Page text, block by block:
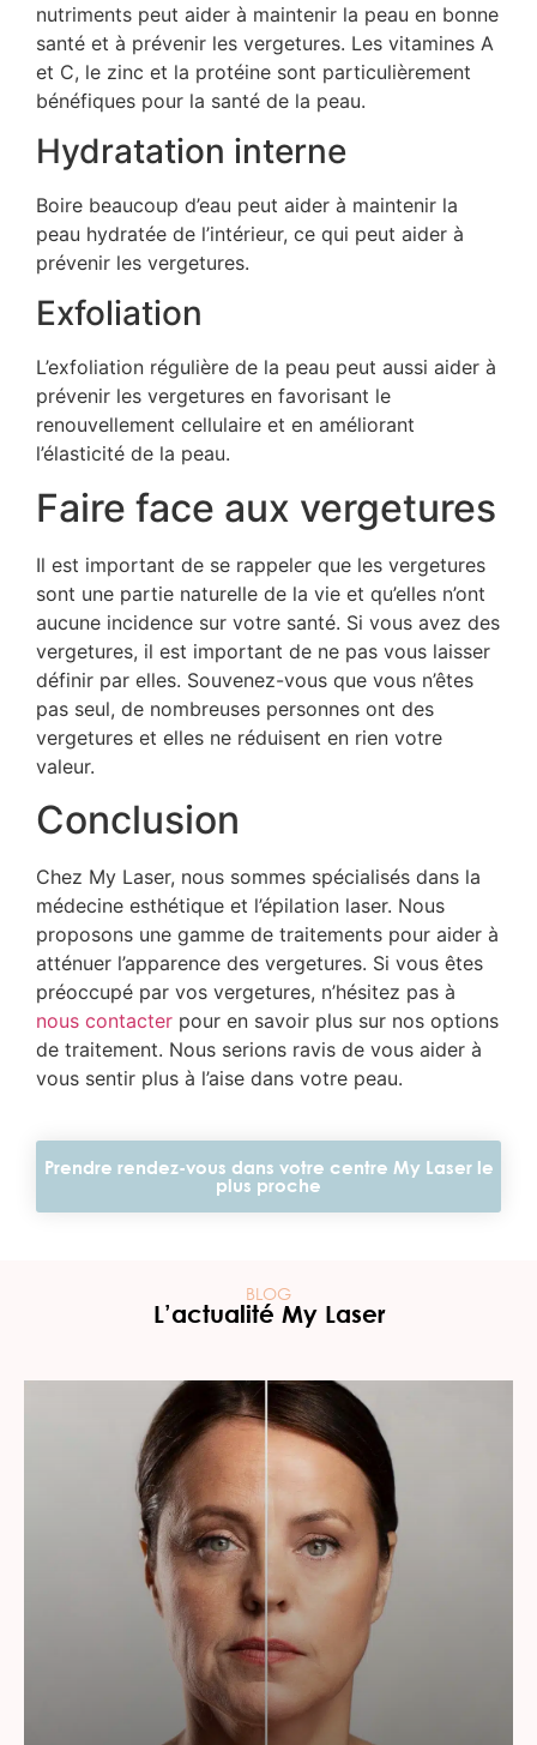
nutriments peut aider à maintenir la peau en bonne
santé et à prévenir les vergetures. Les vitamines A
et C, le zinc et la protéine sont particulièrement
bénéfiques pour la santé de la peau.
Hydratation interne
Boire beaucoup d’eau peut aider à maintenir la
peau hydratée de l’intérieur, ce qui peut aider à
prévenir les vergetures.
Exfoliation
L’exfoliation régulière de la peau peut aussi aider à
prévenir les vergetures en favorisant le
renouvellement cellulaire et en améliorant
l’élasticité de la peau.
Faire face aux vergetures
Il est important de se rappeler que les vergetures
sont une partie naturelle de la vie et qu’elles n’ont
aucune incidence sur votre santé. Si vous avez des
vergetures, il est important de ne pas vous laisser
définir par elles. Souvenez-vous que vous n’êtes
pas seul, de nombreuses personnes ont des
vergetures et elles ne réduisent en rien votre
valeur.
Conclusion
Chez My Laser, nous sommes spécialisés dans la
médecine esthétique et l’épilation laser. Nous
proposons une gamme de traitements pour aider à
atténuer l’apparence des vergetures. Si vous êtes
préoccupé par vos vergetures, n’hésitez pas à
nous contacter pour en savoir plus sur nos options
de traitement. Nous serions ravis de vous aider à
vous sentir plus à l’aise dans votre peau.
Prendre rendez-vous dans votre centre My Laser le
plus proche
BLOG
L’actualité My Laser